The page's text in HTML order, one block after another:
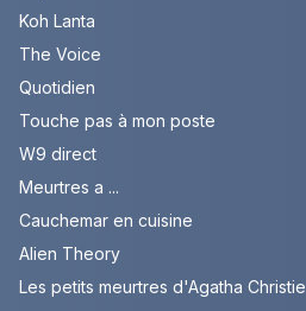
Koh Lanta
The Voice
Quotidien
Touche pas à mon poste
W9 direct
Meurtres a ...
Cauchemar en cuisine
Alien Theory
Les petits meurtres d'Agatha Christie